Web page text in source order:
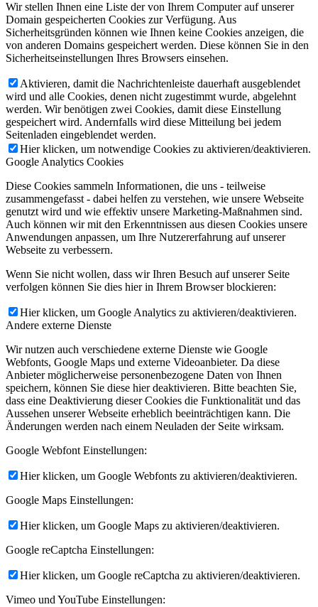
Wir stellen Ihnen eine Liste der von Ihrem Computer auf unserer
Domain gespeicherten Cookies zur Verfügung. Aus
Sicherheitsgründen können wie Ihnen keine Cookies anzeigen, die
von anderen Domains gespeichert werden. Diese können Sie in den
Sicherheitseinstellungen Ihres Browsers einsehen.
Aktivieren, damit die Nachrichtenleiste dauerhaft ausgeblendet
wird und alle Cookies, denen nicht zugestimmt wurde, abgelehnt
werden. Wir benötigen zwei Cookies, damit diese Einstellung
gespeichert wird. Andernfalls wird diese Mitteilung bei jedem
Seitenladen eingeblendet werden.
Hier klicken, um notwendige Cookies zu aktivieren/deaktivieren.
Google Analytics Cookies
Diese Cookies sammeln Informationen, die uns - teilweise
zusammengefasst - dabei helfen zu verstehen, wie unsere Webseite
genutzt wird und wie effektiv unsere Marketing-Maßnahmen sind.
Auch können wir mit den Erkenntnissen aus diesen Cookies unsere
Anwendungen anpassen, um Ihre Nutzererfahrung auf unserer
Webseite zu verbessern.
Wenn Sie nicht wollen, dass wir Ihren Besuch auf unserer Seite
verfolgen können Sie dies hier in Ihrem Browser blockieren:
Hier klicken, um Google Analytics zu aktivieren/deaktivieren.
Andere externe Dienste
Wir nutzen auch verschiedene externe Dienste wie Google
Webfonts, Google Maps und externe Videoanbieter. Da diese
Anbieter möglicherweise personenbezogene Daten von Ihnen
speichern, können Sie diese hier deaktivieren. Bitte beachten Sie,
dass eine Deaktivierung dieser Cookies die Funktionalität und das
Aussehen unserer Webseite erheblich beeinträchtigen kann. Die
Änderungen werden nach einem Neuladen der Seite wirksam.
Google Webfont Einstellungen:
Hier klicken, um Google Webfonts zu aktivieren/deaktivieren.
Google Maps Einstellungen:
Hier klicken, um Google Maps zu aktivieren/deaktivieren.
Google reCaptcha Einstellungen:
Hier klicken, um Google reCaptcha zu aktivieren/deaktivieren.
Vimeo und YouTube Einstellungen: